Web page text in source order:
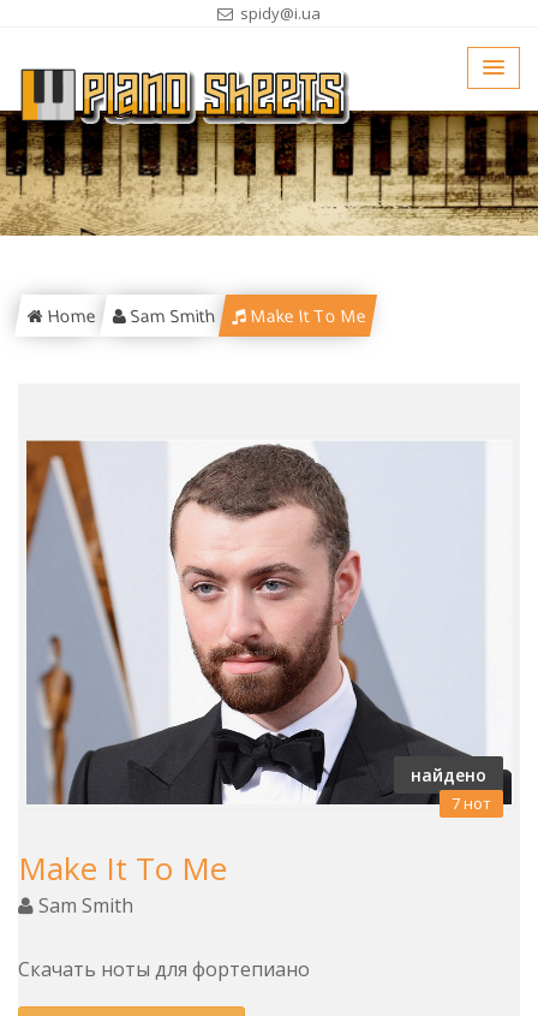
spidy@i.ua
Home Sam Smith Make It To Me
найдено
7 нот
Make It To Me
Sam Smith
Скачать ноты для фортепиано